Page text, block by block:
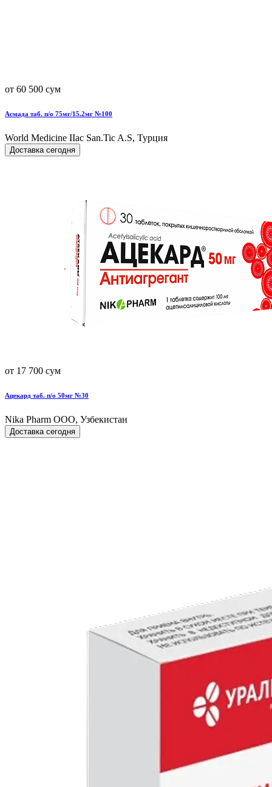
от 60 500 сум
Асмада таб. п/о 75мг/15.2мг №100
World Мedicine IIac San.Tic A.S, Турция
Доставка сегодня
от 17 700 сум
Ацекард таб. п/о 50мг №30
Nika Pharm ООО, Узбекистан
Доставка сегодня